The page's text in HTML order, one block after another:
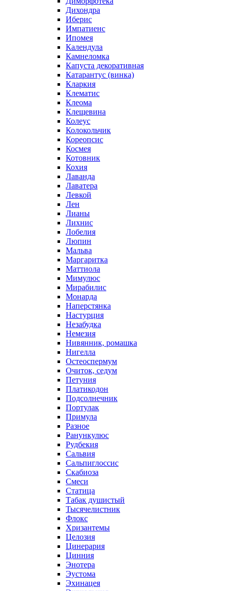
Дихондра
Иберис
Импатиенс
Ипомея
Календула
Камнеломка
Капуста декоративная
Катарантус (винка)
Кларкия
Клематис
Клеома
Клещевина
Колеус
Колокольчик
Кореопсис
Космея
Котовник
Кохия
Лаванда
Лаватера
Левкой
Лен
Лианы
Лихнис
Лобелия
Люпин
Мальва
Маргаритка
Маттиола
Мимулюс
Мирабилис
Монарда
Наперстянка
Настурция
Незабудка
Немезия
Нивянник, ромашка
Нигелла
Остеоспермум
Очиток, седум
Петуния
Платикодон
Подсолнечник
Портулак
Примула
Разное
Ранункулюс
Рудбекия
Сальвия
Сальпиглоссис
Скабиоза
Смеси
Статица
Табак душистый
Тысячелистник
Флокс
Хризантемы
Целозия
Цинерария
Цинния
Энотера
Эустома
Эхинацея